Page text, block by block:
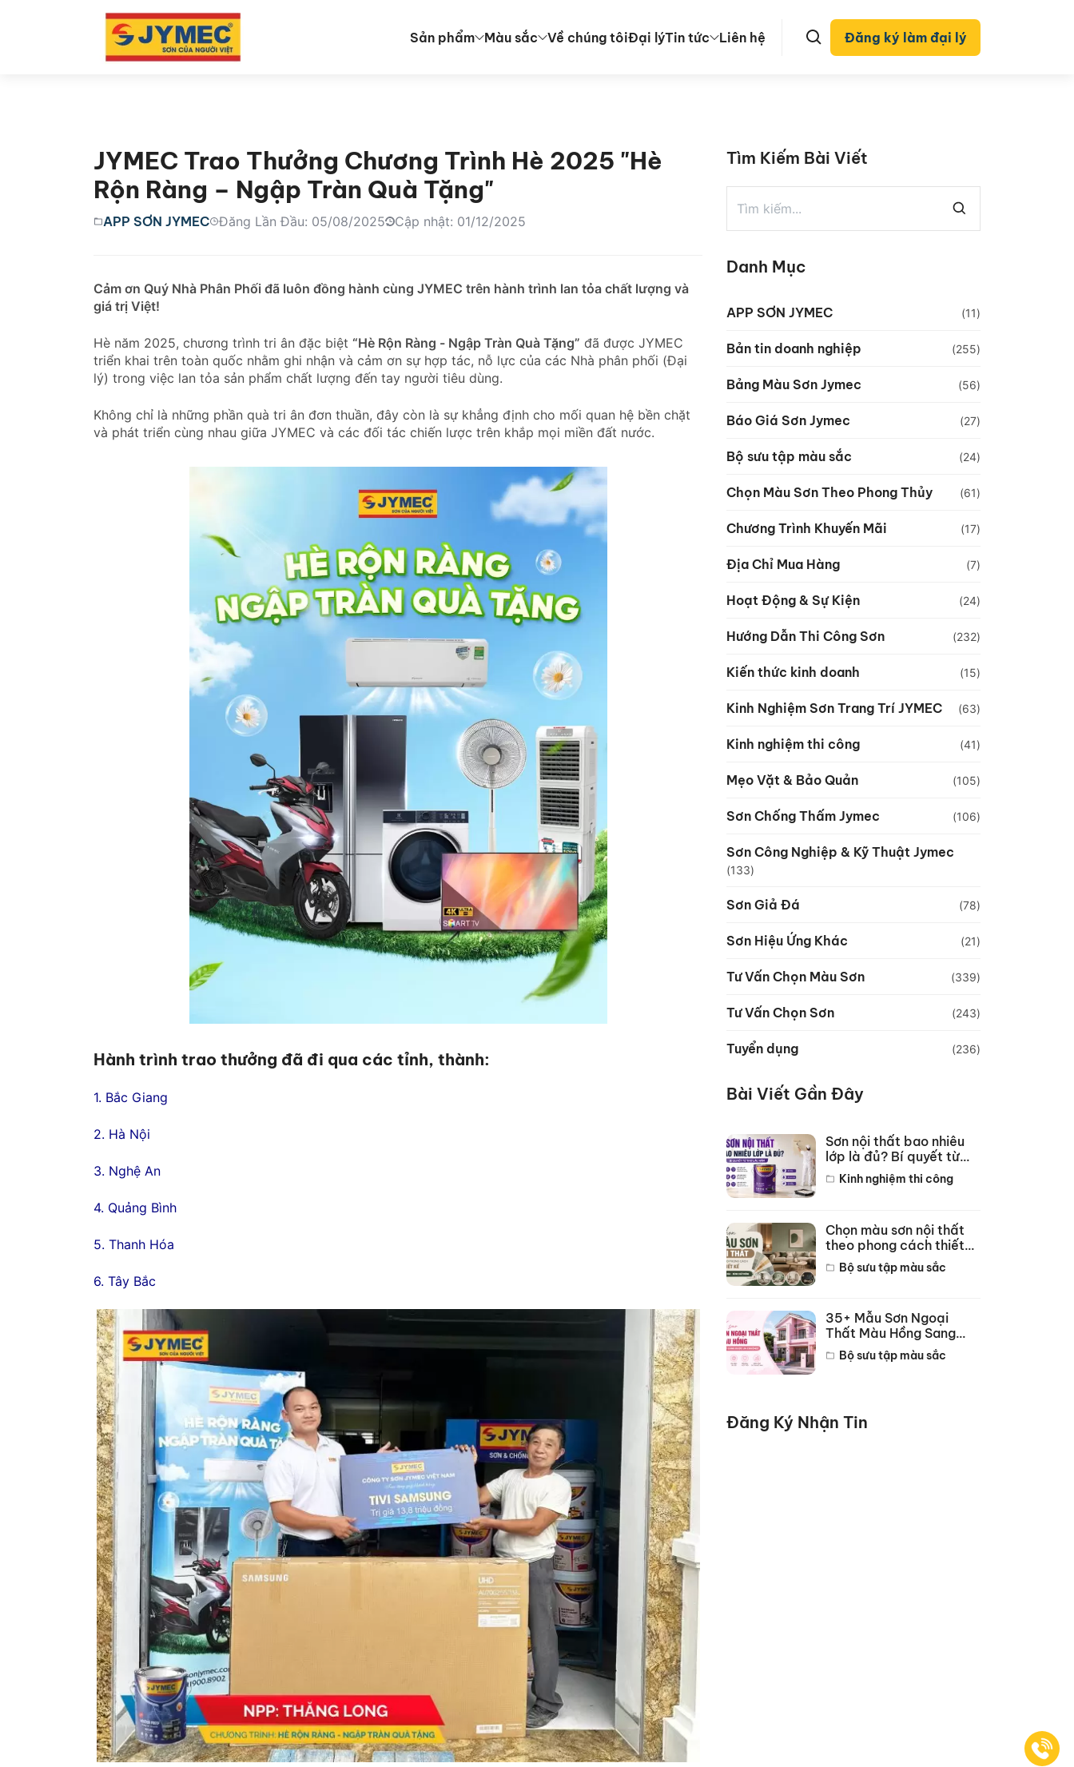
Sản phẩm Màu sắc Về chúng tôiĐại lýTin tức Liên hệ Đăng ký làm đại lý
JYMEC Trao Thưởng Chương Trình Hè 2025 "Hè
Rộn Ràng – Ngập Tràn Quà Tặng"
APP SƠN JYMEC Đăng Lần Đầu: 05/08/2025 Cập nhật: 01/12/2025
Cảm ơn Quý Nhà Phân Phối đã luôn đồng hành cùng JYMEC trên hành trình lan tỏa chất lượng và
giá trị Việt!
Hè năm 2025, chương trình tri ân đặc biệt “Hè Rộn Ràng - Ngập Tràn Quà Tặng” đã được JYMEC
triển khai trên toàn quốc nhằm ghi nhận và cảm ơn sự hợp tác, nỗ lực của các Nhà phân phối (Đại
lý) trong việc lan tỏa sản phẩm chất lượng đến tay người tiêu dùng.
Không chỉ là những phần quà tri ân đơn thuần, đây còn là sự khẳng định cho mối quan hệ bền chặt
và phát triển cùng nhau giữa JYMEC và các đối tác chiến lược trên khắp mọi miền đất nước.
Hành trình trao thưởng đã đi qua các tỉnh, thành:
1. Bắc Giang
2. Hà Nội
3. Nghệ An
4. Quảng Bình
5. Thanh Hóa
6. Tây Bắc
Tìm Kiếm Bài Viết
Danh Mục
APP SƠN JYMEC (11)
Bản tin doanh nghiệp (255)
Bảng Màu Sơn Jymec (56)
Báo Giá Sơn Jymec (27)
Bộ sưu tập màu sắc (24)
Chọn Màu Sơn Theo Phong Thủy (61)
Chương Trình Khuyến Mãi (17)
Địa Chỉ Mua Hàng (7)
Hoạt Động & Sự Kiện (24)
Hướng Dẫn Thi Công Sơn (232)
Kiến thức kinh doanh (15)
Kinh Nghiệm Sơn Trang Trí JYMEC (63)
Kinh nghiệm thi công (41)
Mẹo Vặt & Bảo Quản (105)
Sơn Chống Thấm Jymec (106)
Sơn Công Nghiệp & Kỹ Thuật Jymec
(133)
Sơn Giả Đá (78)
Sơn Hiệu Ứng Khác (21)
Tư Vấn Chọn Màu Sơn (339)
Tư Vấn Chọn Sơn (243)
Tuyển dụng (236)
Bài Viết Gần Đây
Sơn nội thất bao nhiêu
lớp là đủ? Bí quyết từ
thợ lâu năm
Kinh nghiệm thi công
Chọn màu sơn nội thất
theo phong cách thiết
kế hot năm 2026
Bộ sưu tập màu sắc
35+ Mẫu Sơn Ngoại
Thất Màu Hồng Sang
Trọng Đẹp Nhất 2026
Bộ sưu tập màu sắc
Đăng Ký Nhận Tin